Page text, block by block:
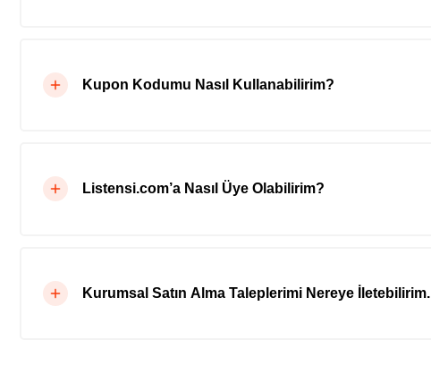
Kupon Kodumu Nasıl Kullanabilirim?
Listensi.com’a Nasıl Üye Olabilirim?
Kurumsal Satın Alma Taleplerimi Nereye İletebilirim.